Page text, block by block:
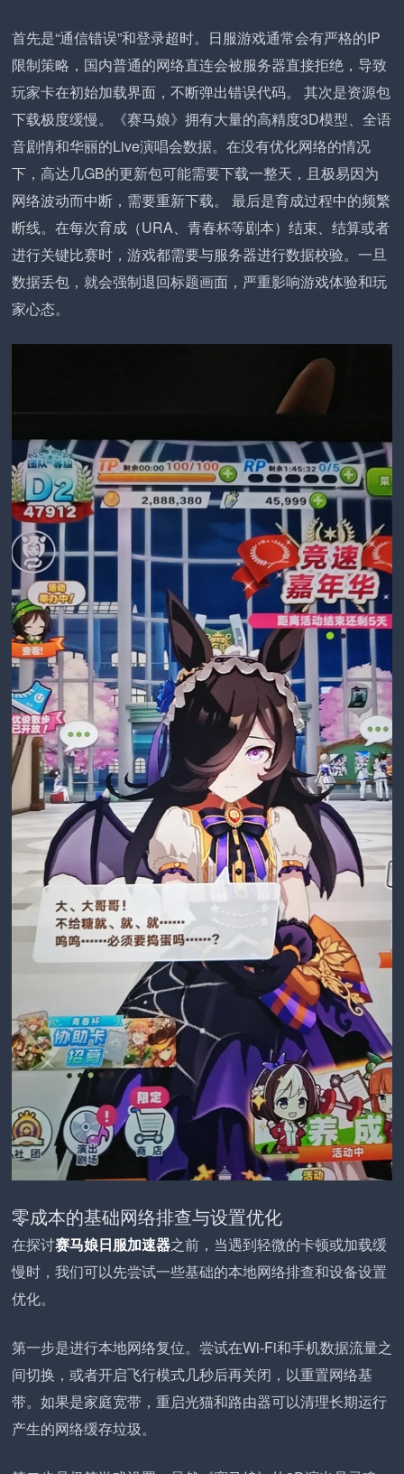
首先是“通信错误”和登录超时。日服游戏通常会有严格的IP
限制策略，国内普通的网络直连会被服务器直接拒绝，导致
玩家卡在初始加载界面，不断弹出错误代码。 其次是资源包
下载极度缓慢。《赛马娘》拥有大量的高精度3D模型、全语
音剧情和华丽的Live演唱会数据。在没有优化网络的情况
下，高达几GB的更新包可能需要下载一整天，且极易因为
网络波动而中断，需要重新下载。 最后是育成过程中的频繁
断线。在每次育成（URA、青春杯等剧本）结束、结算或者
进行关键比赛时，游戏都需要与服务器进行数据校验。一旦
数据丢包，就会强制退回标题画面，严重影响游戏体验和玩
家心态。
零成本的基础网络排查与设置优化
在探讨赛马娘日服加速器之前，当遇到轻微的卡顿或加载缓
慢时，我们可以先尝试一些基础的本地网络排查和设备设置
优化。
第一步是进行本地网络复位。尝试在Wi-Fi和手机数据流量之
间切换，或者开启飞行模式几秒后再关闭，以重置网络基
带。如果是家庭宽带，重启光猫和路由器可以清理长期运行
产生的网络缓存垃圾。